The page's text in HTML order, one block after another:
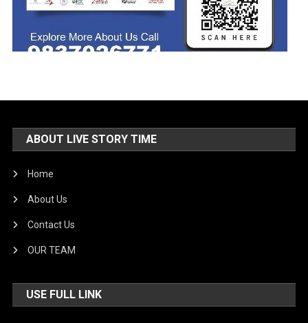
ABOUT LIVE STORY TIME
Home
About Us
Contact Us
OUR TEAM
USE FULL LINK